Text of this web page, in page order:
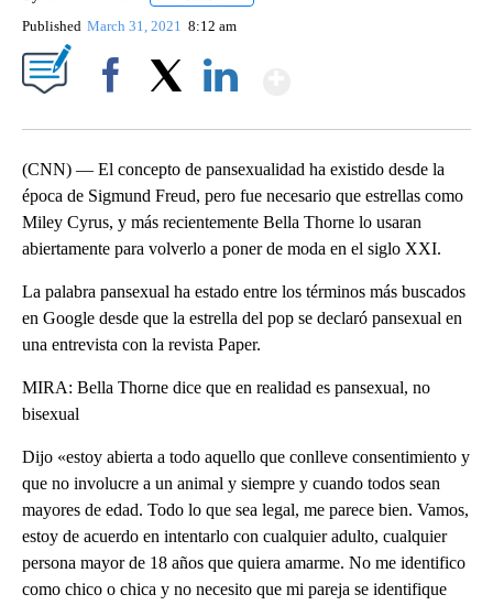
Published March 31, 2021 8:12 am
(CNN) — El concepto de pansexualidad ha existido desde la
época de Sigmund Freud, pero fue necesario que estrellas como
Miley Cyrus, y más recientemente Bella Thorne lo usaran
abiertamente para volverlo a poner de moda en el siglo XXI.
La palabra pansexual ha estado entre los términos más buscados
en Google desde que la estrella del pop se declaró pansexual en
una entrevista con la revista Paper.
MIRA: Bella Thorne dice que en realidad es pansexual, no
bisexual
Dijo «estoy abierta a todo aquello que conlleve consentimiento y
que no involucre a un animal y siempre y cuando todos sean
mayores de edad. Todo lo que sea legal, me parece bien. Vamos,
estoy de acuerdo en intentarlo con cualquier adulto, cualquier
persona mayor de 18 años que quiera amarme. No me identifico
como chico o chica y no necesito que mi pareja se identifique